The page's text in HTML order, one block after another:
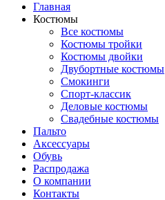
Главная
Костюмы
Все костюмы
Костюмы тройки
Костюмы двойки
Двубортные костюмы
Смокинги
Спорт-классик
Деловые костюмы
Свадебные костюмы
Пальто
Аксессуары
Обувь
Распродажа
О компании
Контакты